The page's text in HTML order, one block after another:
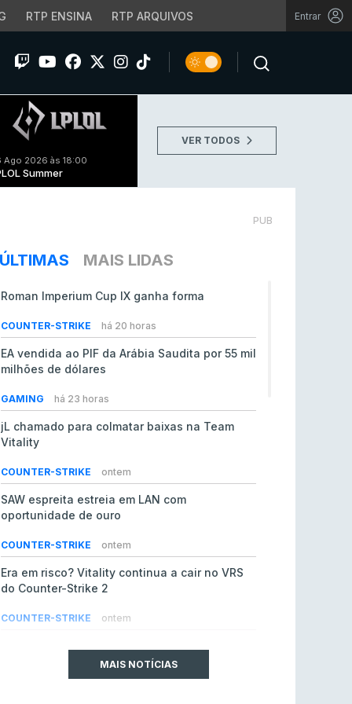
RTP ENSINA RTP ARQUIVOS Entrar
Ago 2026 às 18:00
Summer
VER TODOS
PUB
ÚLTIMAS MAIS LIDAS
Roman Imperium Cup IX ganha forma
COUNTER-STRIKE há 20 horas
EA vendida ao PIF da Arábia Saudita por 55 mil
milhões de dólares
GAMING há 23 horas
jL chamado para colmatar baixas na Team
Vitality
COUNTER-STRIKE ontem
SAW espreita estreia em LAN com
oportunidade de ouro
COUNTER-STRIKE ontem
Era em risco? Vitality continua a cair no VRS
do Counter-Strike 2
COUNTER-STRIKE ontem
comunitários de League of Legends
MAIS NOTÍCIAS